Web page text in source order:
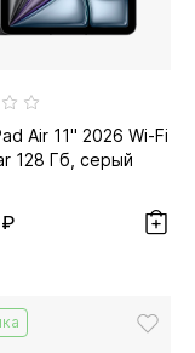
Air 11" 2026 Wi-Fi
128 Гб, серый